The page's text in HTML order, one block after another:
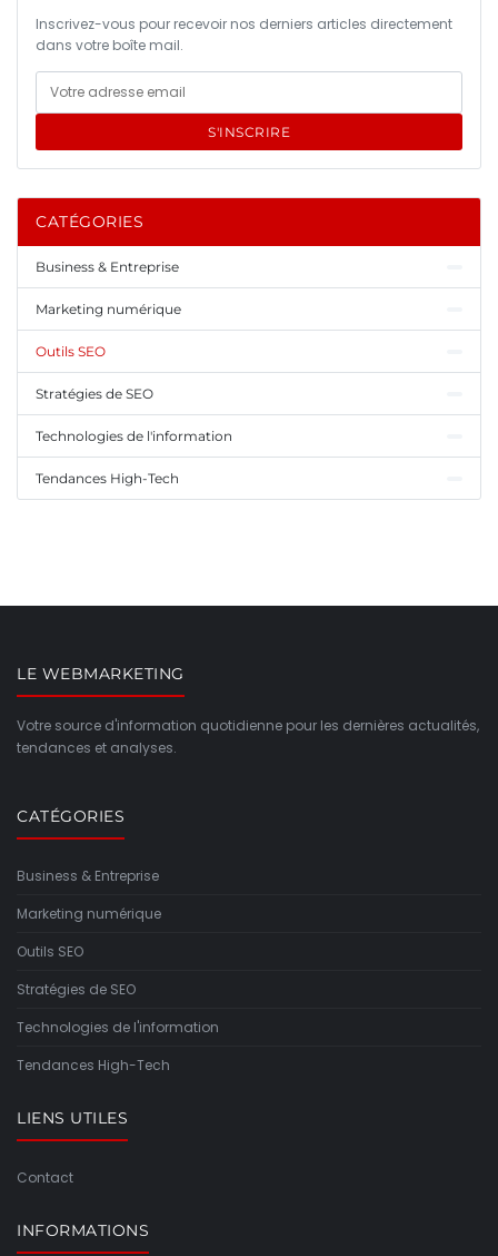
Inscrivez-vous pour recevoir nos derniers articles directement
dans votre boîte mail.
S'INSCRIRE
CATÉGORIES
Business & Entreprise
Marketing numérique
Outils SEO
Stratégies de SEO
Technologies de l'information
Tendances High-Tech
LE WEBMARKETING
Votre source d'information quotidienne pour les dernières actualités,
tendances et analyses.
CATÉGORIES
Business & Entreprise
Marketing numérique
Outils SEO
Stratégies de SEO
Technologies de l'information
Tendances High-Tech
LIENS UTILES
Contact
INFORMATIONS